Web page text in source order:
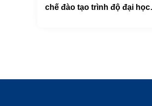
chế đào tạo trình độ đại học